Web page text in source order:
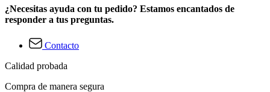
¿Necesitas ayuda con tu pedido? Estamos encantados de
responder a tus preguntas.
Contacto
Calidad probada
Compra de manera segura